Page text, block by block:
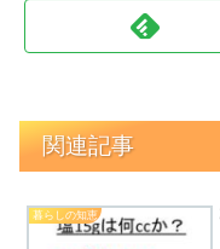
関連記事
暮らしの知恵